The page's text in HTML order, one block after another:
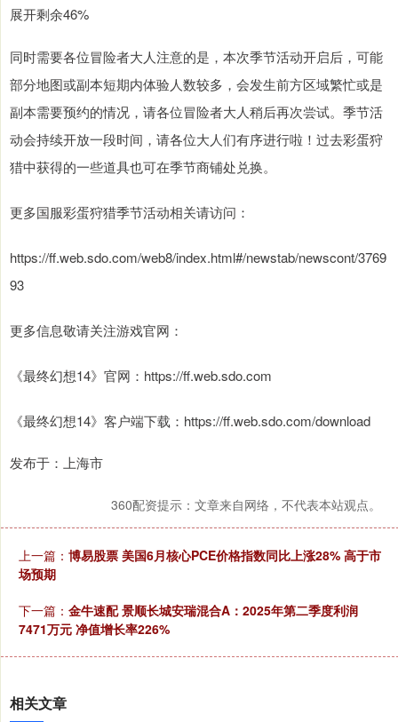
展开剩余46%
同时需要各位冒险者大人注意的是，本次季节活动开启后，可能
部分地图或副本短期内体验人数较多，会发生前方区域繁忙或是
副本需要预约的情况，请各位冒险者大人稍后再次尝试。季节活
动会持续开放一段时间，请各位大人们有序进行啦！过去彩蛋狩
猎中获得的一些道具也可在季节商铺处兑换。
更多国服彩蛋狩猎季节活动相关请访问：
https://ff.web.sdo.com/web8/index.html#/newstab/newscont/3769
93
更多信息敬请关注游戏官网：
《最终幻想14》官网：https://ff.web.sdo.com
《最终幻想14》客户端下载：https://ff.web.sdo.com/download
发布于：上海市
360配资提示：文章来自网络，不代表本站观点。
上一篇： 博易股票 美国6月核心PCE价格指数同比上涨28% 高于市
场预期
下一篇： 金牛速配 景顺长城安瑞混合A：2025年第二季度利润
7471万元 净值增长率226%
相关文章